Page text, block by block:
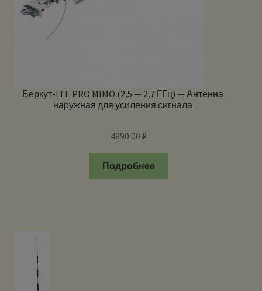
Беркут-LTE PRO MIMO (2,5 — 2,7 ГГц) — Антенна
наружная для усиления сигнала
4990.00₽
Подробнее